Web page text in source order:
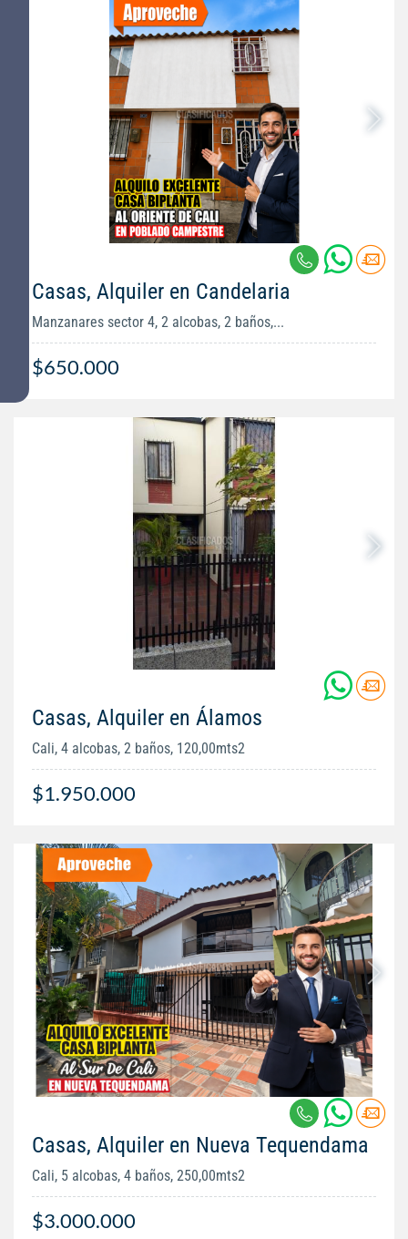
Casas, Alquiler en Candelaria
Manzanares sector 4, 2 alcobas, 2 baños,...
$650.000
Casas, Alquiler en Álamos
Cali, 4 alcobas, 2 baños, 120,00mts2
$1.950.000
Casas, Alquiler en Nueva Tequendama
Cali, 5 alcobas, 4 baños, 250,00mts2
$3.000.000